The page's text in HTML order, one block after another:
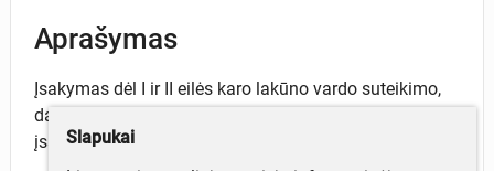
Aprašymas
Įsakymas dėl I ir II eilės karo lakūno vardo suteikimo,
dalinai keičiamas Liaudies kariuomenės vado
įsakymas Nr. 32 § 3
Slapukai